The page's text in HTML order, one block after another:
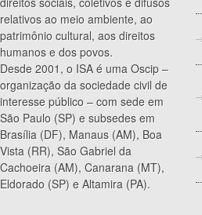
relativos ao meio ambiente, ao
patrimônio cultural, aos direitos
humanos e dos povos.
Desde 2001, o ISA é uma Oscip –
organização da sociedade civil de
interesse público – com sede em
São Paulo (SP) e subsedes em
Brasília (DF), Manaus (AM), Boa
Vista (RR), São Gabriel da
Cachoeira (AM), Canarana (MT),
Eldorado (SP) e Altamira (PA).